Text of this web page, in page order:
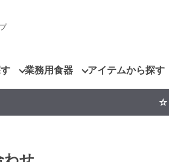
業務用食器 アイテムから探す
☆